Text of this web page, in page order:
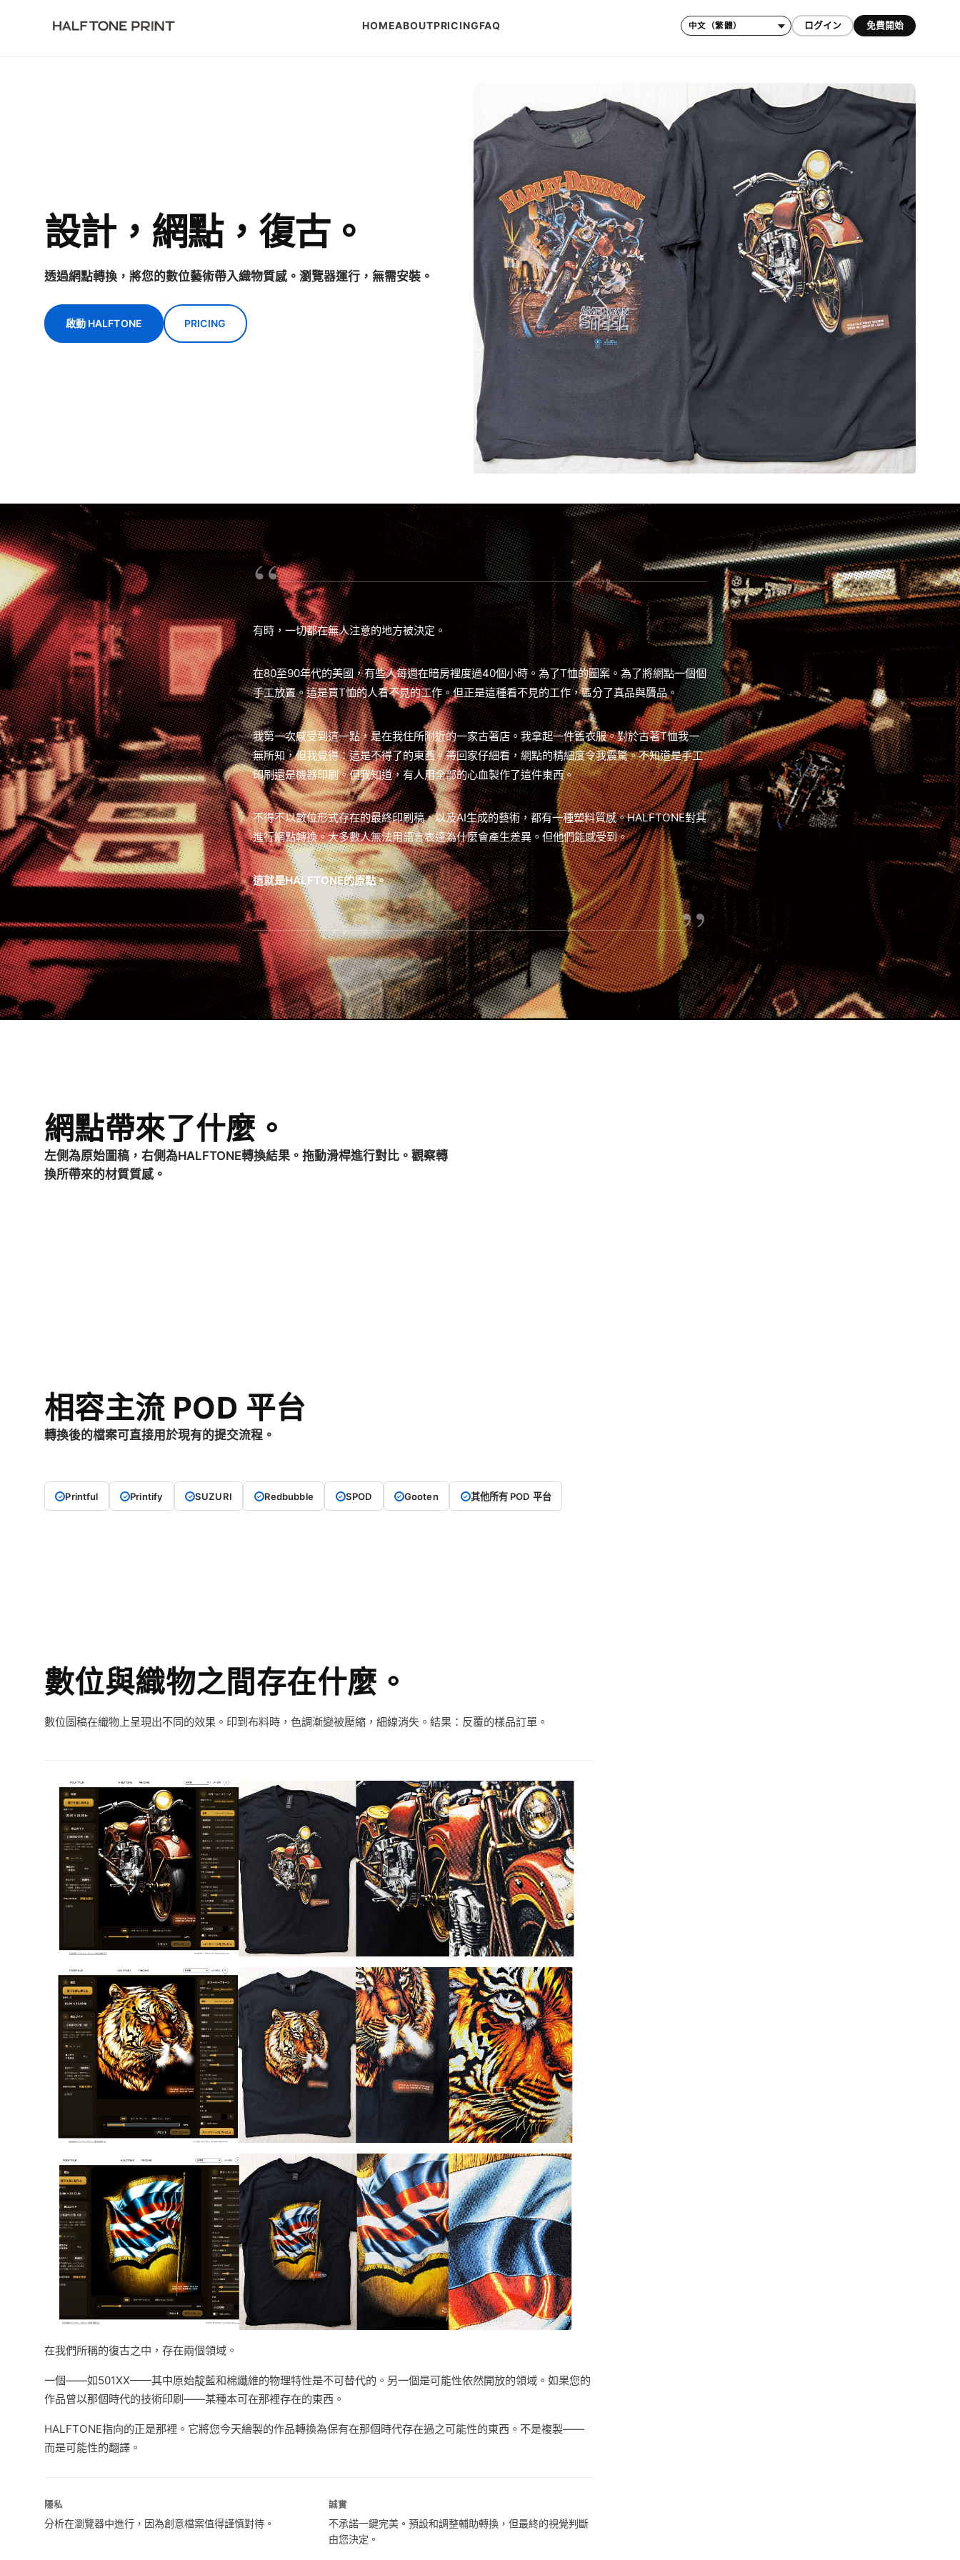
HOMEABOUTPRICINGFAQ
語言
ログイン 免費開始
設計，網點，復古。
透過網點轉換，將您的數位藝術帶入織物質感。瀏覽器運行，無需安裝。
啟動 HALFTONE PRICING
“
有時，一切都在無人注意的地方被決定。
在80至90年代的美國，有些人每週在暗房裡度過40個小時。為了T恤的圖案。為了將網點一個個
手工放置。這是買T恤的人看不見的工作。但正是這種看不見的工作，區分了真品與贗品。
我第一次感受到這一點，是在我住所附近的一家古著店。我拿起一件舊衣服。對於古著T恤我一
無所知，但我覺得：這是不得了的東西。帶回家仔細看，網點的精細度令我震驚。不知道是手工
印刷還是機器印刷。但我知道，有人用全部的心血製作了這件東西。
不得不以數位形式存在的最終印刷稿，以及AI生成的藝術，都有一種塑料質感。HALFTONE對其
進行網點轉換。大多數人無法用語言表達為什麼會產生差異。但他們能感受到。
這就是HALFTONE的原點。
”
網點帶來了什麼。
左側為原始圖稿，右側為HALFTONE轉換結果。拖動滑桿進行對比。觀察轉
換所帶來的材質質感。
相容主流 POD 平台
轉換後的檔案可直接用於現有的提交流程。
Printful Printify SUZURI Redbubble SPOD Gooten 其他所有 POD 平台
數位與織物之間存在什麼。
數位圖稿在織物上呈現出不同的效果。印到布料時，色調漸變被壓縮，細線消失。結果：反覆的樣品訂單。
在我們所稱的復古之中，存在兩個領域。
一個——如501XX——其中原始靛藍和棉纖維的物理特性是不可替代的。另一個是可能性依然開放的領域。如果您的
作品曾以那個時代的技術印刷——某種本可在那裡存在的東西。
HALFTONE指向的正是那裡。它將您今天繪製的作品轉換為保有在那個時代存在過之可能性的東西。不是複製——
而是可能性的翻譯。
隱私
分析在瀏覽器中進行，因為創意檔案值得謹慎對待。
誠實
不承諾一鍵完美。預設和調整輔助轉換，但最終的視覺判斷
由您決定。